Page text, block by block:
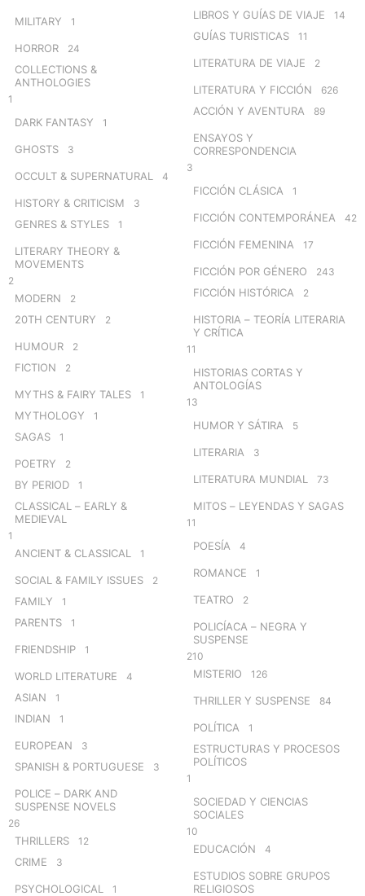
MILITARY 1
HORROR 24
COLLECTIONS &
ANTHOLOGIES
1
DARK FANTASY 1
GHOSTS 3
OCCULT & SUPERNATURAL 4
HISTORY & CRITICISM 3
GENRES & STYLES 1
LITERARY THEORY &
MOVEMENTS
2
MODERN 2
20TH CENTURY 2
HUMOUR 2
FICTION 2
MYTHS & FAIRY TALES 1
MYTHOLOGY 1
SAGAS 1
POETRY 2
BY PERIOD 1
CLASSICAL – EARLY &
MEDIEVAL
1
ANCIENT & CLASSICAL 1
SOCIAL & FAMILY ISSUES 2
FAMILY 1
PARENTS 1
FRIENDSHIP 1
WORLD LITERATURE 4
ASIAN 1
INDIAN 1
EUROPEAN 3
SPANISH & PORTUGUESE 3
POLICE – DARK AND
SUSPENSE NOVELS
26
THRILLERS 12
CRIME 3
PSYCHOLOGICAL 1
LIBROS Y GUÍAS DE VIAJE 14
GUÍAS TURISTICAS 11
LITERATURA DE VIAJE 2
LITERATURA Y FICCIÓN 626
ACCIÓN Y AVENTURA 89
ENSAYOS Y
CORRESPONDENCIA
3
FICCIÓN CLÁSICA 1
FICCIÓN CONTEMPORÁNEA 42
FICCIÓN FEMENINA 17
FICCIÓN POR GÉNERO 243
FICCIÓN HISTÓRICA 2
HISTORIA – TEORÍA LITERARIA
Y CRÍTICA
11
HISTORIAS CORTAS Y
ANTOLOGÍAS
13
HUMOR Y SÁTIRA 5
LITERARIA 3
LITERATURA MUNDIAL 73
MITOS – LEYENDAS Y SAGAS
11
POESÍA 4
ROMANCE 1
TEATRO 2
POLICÍACA – NEGRA Y
SUSPENSE
210
MISTERIO 126
THRILLER Y SUSPENSE 84
POLÍTICA 1
ESTRUCTURAS Y PROCESOS
POLÍTICOS
1
SOCIEDAD Y CIENCIAS
SOCIALES
10
EDUCACIÓN 4
ESTUDIOS SOBRE GRUPOS
RELIGIOSOS